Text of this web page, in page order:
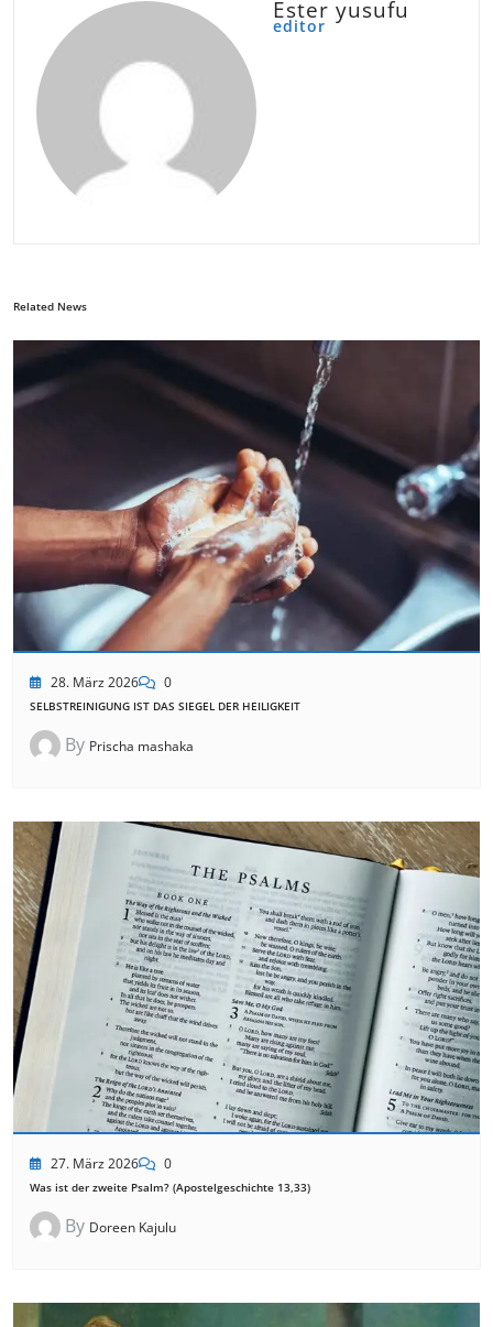
Ester yusufu
editor
Related News
28. März 2026 0
SELBSTREINIGUNG IST DAS SIEGEL DER HEILIGKEIT
By Prischa mashaka
27. März 2026 0
Was ist der zweite Psalm? (Apostelgeschichte 13,33)
By Doreen Kajulu